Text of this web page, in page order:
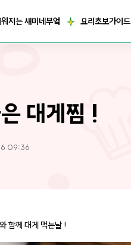
지는 새미네부엌 요리초보가이드
대게찜 !
09:36
함께 대게 먹는날 !